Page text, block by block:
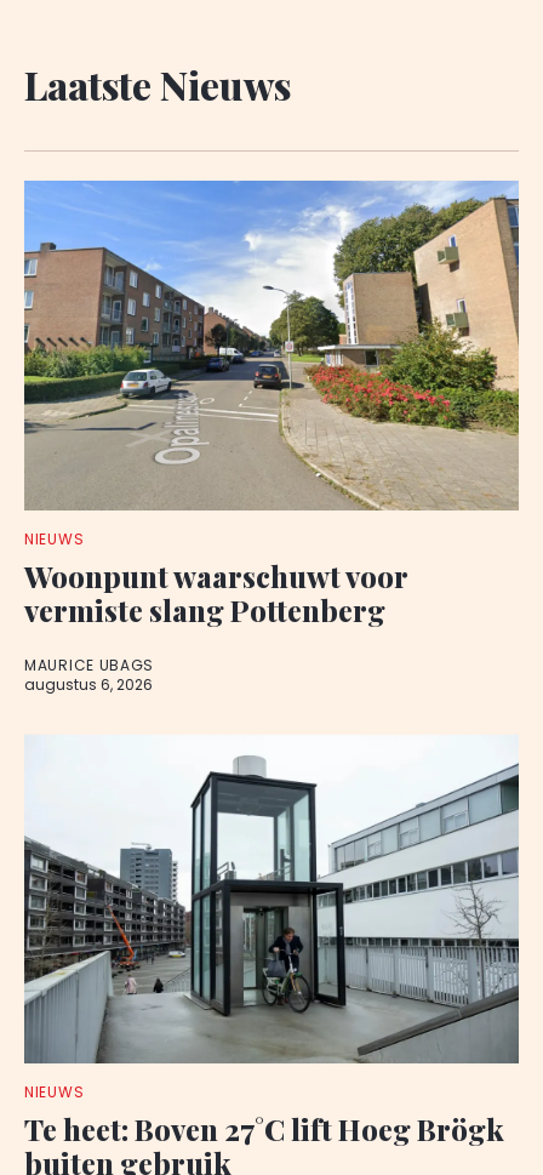
Laatste Nieuws
NIEUWS
Woonpunt waarschuwt voor
vermiste slang Pottenberg
MAURICE UBAGS
augustus 6, 2026
NIEUWS
Te heet: Boven 27°C lift Hoeg Brögk
buiten gebruik